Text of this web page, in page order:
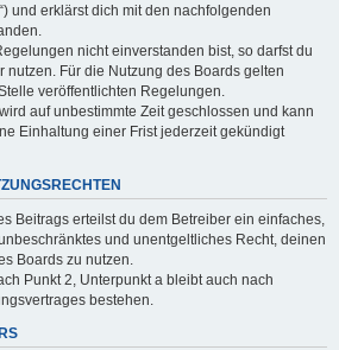
und erklärst dich mit den nachfolgenden
nicht einverstanden bist, so darfst du
nutzen. Für die Nutzung des Boards gelten
veröffentlichten Regelungen.
auf unbestimmte Zeit geschlossen und kann
Einhaltung einer Frist jederzeit gekündigt
Beitrags erteilst du dem Betreiber ein einfaches,
und unentgeltliches Recht, deinen
Boards zu nutzen.
Punkt 2, Unterpunkt a bleibt auch nach
bestehen.